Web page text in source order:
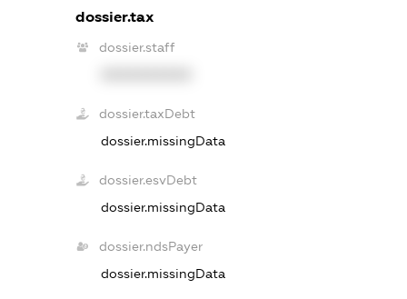
dossier.tax
dossier.staff
dossier.taxDebt
dossier.missingData
dossier.esvDebt
dossier.missingData
dossier.ndsPayer
dossier.missingData